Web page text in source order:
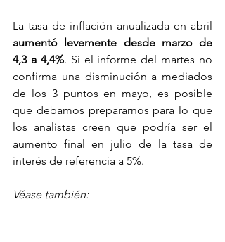
aumentó levemente desde marzo de
4,3 a 4,4%. Si el informe del martes no
confirma una disminución a mediados
de los 3 puntos en mayo, es posible
que debamos prepararnos para lo que
los analistas creen que podría ser el
aumento final en julio de la tasa de
interés de referencia a 5%.
Véase también: